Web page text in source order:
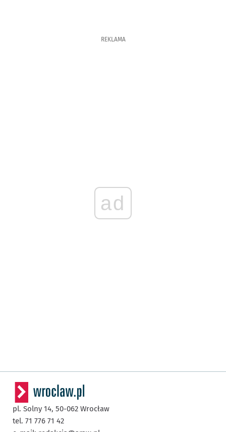
REKLAMA
ad
pl. Solny 14, 50-062 Wrocław
tel. 71 776 71 42